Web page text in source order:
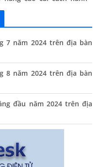
dịch vụ công trực tuyến
tin giải quyết thủ tục
7 năm 2024 trên địa bàn
8 năm 2024 trên địa bàn
đầu năm 2024 trên địa